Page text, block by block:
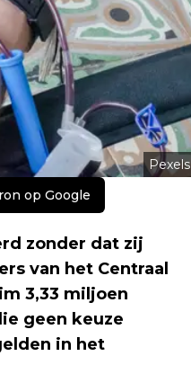
Pexels
op Google
zonder dat zij
van het Centraal
3,33 miljoen
geen keuze
in het